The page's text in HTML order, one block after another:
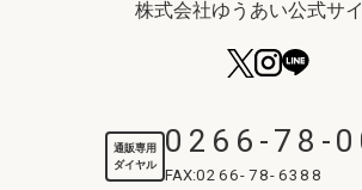
株式会社ゆうあい公式サ
通販専用
ダイヤル
0266-78-
FAX:0266-78-6388